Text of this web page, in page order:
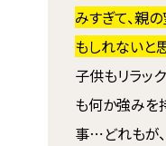
みすぎて、親
もしれないと
子供もリラッ
も何か強みを
事⋯どれもが